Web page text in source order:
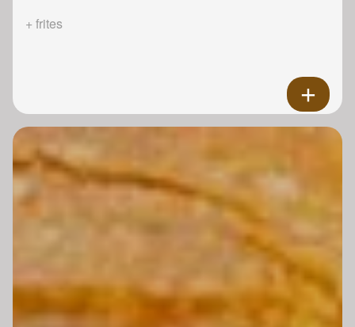
+ frites